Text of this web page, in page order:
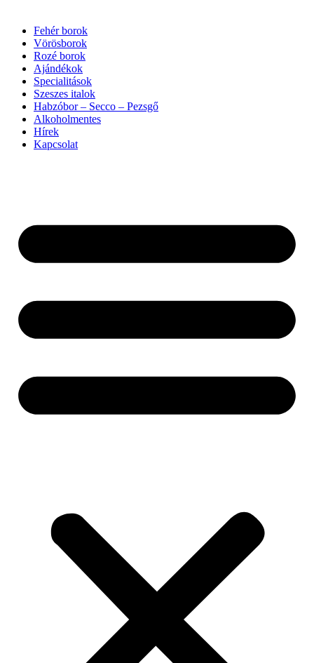
Fehér borok
Vörösborok
Rozé borok
Ajándékok
Specialitások
Szeszes italok
Habzóbor – Secco – Pezsgő
Alkoholmentes
Hírek
Kapcsolat